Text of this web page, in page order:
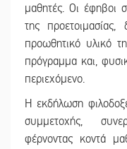
μαθητές. Οι έφηβοι
της
προωθητικό υλικό
πρόγραμμα και,
περιεχόμενο.
Η εκδήλωση
συμμετοχής,
φέρνοντας κοντά